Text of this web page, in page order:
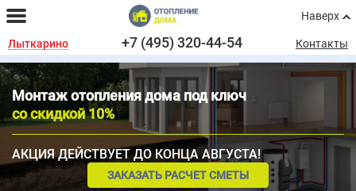
Наверх
Лыткарино +7 (495) 320-44-54 Контакты
Монтаж отопления дома под ключ
со скидкой 10%
АКЦИЯ ДЕЙСТВУЕТ ДО КОНЦА АВГУСТА!
ЗАКАЗАТЬ РАСЧЕТ СМЕТЫ